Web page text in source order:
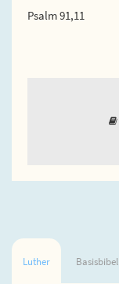
Psalm 91,11
Luther Basisbibel